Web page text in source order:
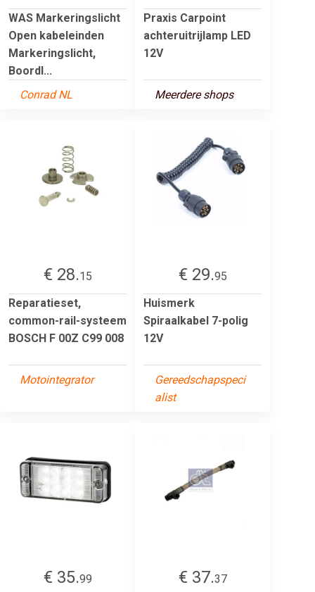
WAS Markeringslicht
Open kabeleinden
Markeringslicht,
Boordl...
Conrad NL
Praxis Carpoint
achteruitrijlamp LED
12V
Meerdere shops
€ 28.15
Reparatieset,
common-rail-systeem
BOSCH F 00Z C99 008
Motointegrator
€ 29.95
Huismerk
Spiraalkabel 7-polig
12V
Gereedschapspeci
alist
€ 35.99 € 37.37